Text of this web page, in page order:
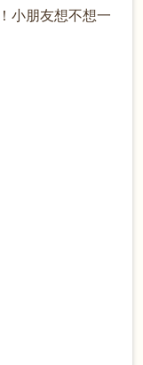
小朋友想不想一